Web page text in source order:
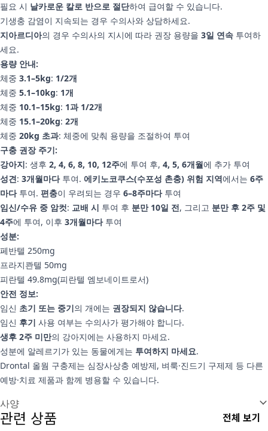
필요 시 날카로운 칼로 반으로 절단하여 급여할 수 있습니다.
기생충 감염이 지속되는 경우 수의사와 상담하세요.
지아르디아의 경우 수의사의 지시에 따라 권장 용량을 3일 연속 투여하
세요.
용량 안내:
체중 3.1–5kg: 1/2개
체중 5.1–10kg: 1개
체중 10.1–15kg: 1과 1/2개
체중 15.1–20kg: 2개
체중 20kg 초과: 체중에 맞춰 용량을 조절하여 투여
구충 권장 주기:
강아지: 생후 2, 4, 6, 8, 10, 12주에 투여 후, 4, 5, 6개월에 추가 투여
성견: 3개월마다투여. 에키노코쿠스(수포성 촌충) 위험 지역에서는 6주
마다투여. 편충이 우려되는 경우 6–8주마다투여
임신/수유 중 암컷: 교배 시 투여 후 분만 10일 전, 그리고 분만 후 2주 및
4주에 투여, 이후 3개월마다투여
성분:
페반텔 250mg
프라지콴텔 50mg
피란텔 49.8mg(피란텔 엠보네이트로서)
안전 정보:
임신 초기 또는 중기의 개에는 권장되지 않습니다.
임신 후기 사용 여부는 수의사가 평가해야 합니다.
생후 2주 미만의 강아지에는 사용하지 마세요.
성분에 알레르기가 있는 동물에게는 투여하지 마세요.
Drontal 올웜 구충제는 심장사상충 예방제, 벼룩·진드기 구제제 등 다른
예방·치료 제품과 함께 병용할 수 있습니다.
사양
관련 상품 전체 보기